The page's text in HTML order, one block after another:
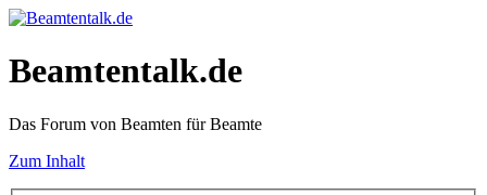
Beamtentalk.de
Das Forum von Beamten für Beamte
Zum Inhalt